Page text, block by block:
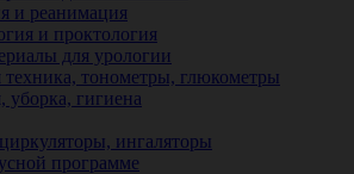
и реанимация
и проктология
для урологии
техника, тонометры, глюкометры
уборка, гигиена
ингаляторы
программе